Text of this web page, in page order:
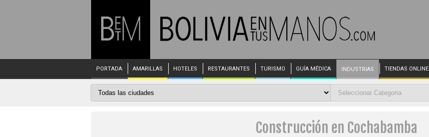
PORTADA AMARILLAS HOTELES RESTAURANTES TURISMO GUÍA MÉDICA INDUSTRIAS TIENDAS ONLINE
Construcción en Cochabamba